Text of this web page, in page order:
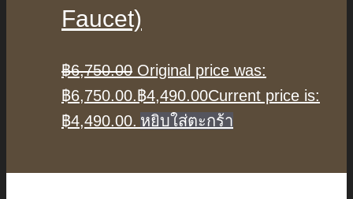
Faucet)
฿6,750.00 Original price was:
฿6,750.00.฿4,490.00Current price is:
฿4,490.00. หยิบใส่ตะกร้า